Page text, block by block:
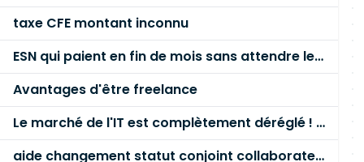
taxe CFE montant inconnu
ESN qui paient en fin de mois sans attendre le paiement client ?
Avantages d'être freelance
Le marché de l'IT est complètement déréglé ! STOP à cette mascarade ! Il faut s'unir et résister !
aide changement statut conjoint collaborateur